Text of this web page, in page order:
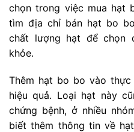
chọn trong việc mua hạt
tìm địa chỉ bán hạt bo
chất lượng hạt để chọn
khỏe.
Thêm hạt bo bo vào
hiệu quả. Loại hạt này
chứng bệnh, ở nhiều
biết thêm thông tin về